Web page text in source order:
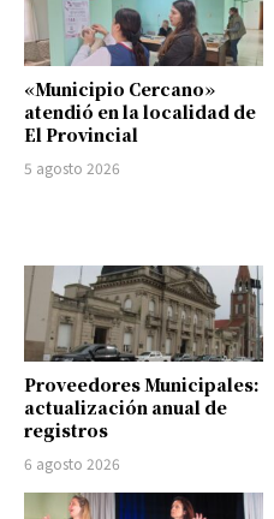
«Municipio Cercano»
atendió en la localidad de
El Provincial
5 agosto 2026
Proveedores Municipales:
actualización anual de
registros
6 agosto 2026